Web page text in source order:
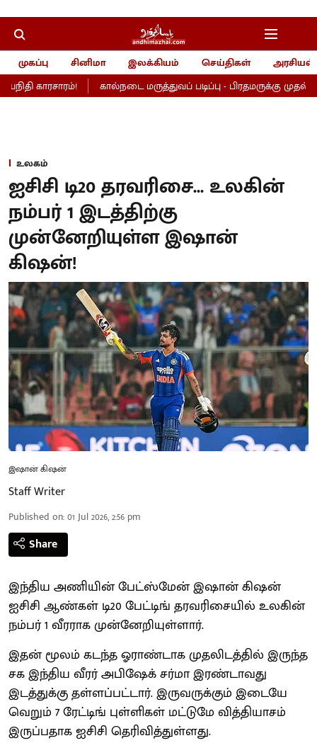
முகப்பு சினிமா இலக்கியம் செய்திகள்
அரசியல்
காரசாரம்!
கால்நடை மருத்துவப் படிப்பு - பிரதமருக்கு முதல்வர்
உலகம்
ஐசிசி டி20 தரவரிசை... உலகின்
நம்பர் 1 இடத்திற்கு
முன்னேறியுள்ள இஷான்
கிஷன்!
இஷான் கிஷன்
Staff Writer
Published on:01 Jul 2026, 2:56 pm
Share
இந்திய அணியின் பேட்ஸ்மேன் இஷான் கிஷன்
ஐசிசி ஆண்கள் டி20 பேட்டிங் தரவரிசையில் உலகின்
நம்பர் 1 வீரராக முன்னேறியுள்ளார்.
இதன் மூலம் கடந்த ஓராண்டாக முதலிடத்தில் இருந்த
சக இந்திய வீரர் அபிஷேக் சர்மா இரண்டாவது
இடத்துக்கு தள்ளப்பட்டார். இருவருக்கும் இடையே
வெறும் 7 ரேட்டிங் புள்ளிகள் மட்டுமே வித்தியாசம்
இருப்பதாக ஐசிசி தெரிவித்துள்ளது.